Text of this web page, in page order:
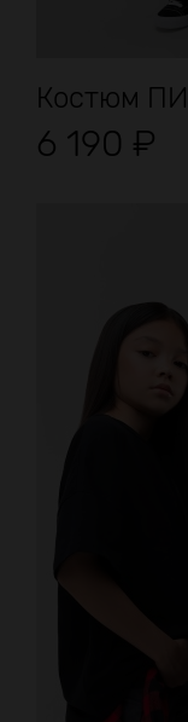
6 190 ₽